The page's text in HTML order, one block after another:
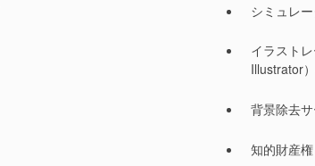
シミュレ
イラスト
Illustrator
背景除去
知的財産